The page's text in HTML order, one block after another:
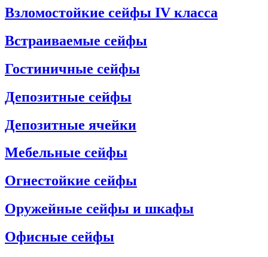
Взломостойкие сейфы IV класса
Встраиваемые сейфы
Гостиничные сейфы
Депозитные сейфы
Депозитные ячейки
Мебельные сейфы
Огнестойкие сейфы
Оружейные сейфы и шкафы
Офисные сейфы